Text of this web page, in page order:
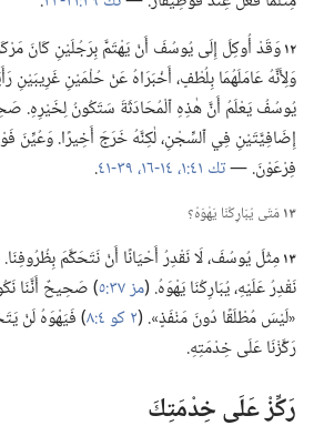
١٢وَقَدْ أُوكِلَ إِلَى يُوسُفَ أَنْ يَهْتَمَّ بِرَجُلَيْنِ كَانَ
وَلِأَنَّهُ عَامَلَهُمَا بِلُطْفٍ،‏ أَخْبَرَاهُ عَنْ حُلْمَيْنِ غَرِيبَيْنِ
يُوسُفُ يَعْلَمُ أَنَّ هٰذِهِ ٱلْمُحَادَثَةَ سَتَكُونُ لِخَيْرِهِ.‏
إِضَافِيَّتَيْنِ فِي ٱلسِّجْنِ،‏ لٰكِنَّهُ خَرَجَ أَخِيرًا.‏ وَعُيِّنَ
فِرْعَوْنَ.‏ —‏تك ٤١:‏١،‏ ‏.‏
١٣مَتَى يُبَارِكُنَا يَهْوَهُ؟‏
١٣مِثْلَ يُوسُفَ،‏ لَا نَقْدِرُ أَحْيَانًا أَنْ نَتَحَكَّمَ بِظُرُوفِنَا.‏
نَقْدِرُ عَلَيْهِ،‏ يُبَارِكُنَا يَهْوَهُ.‏ (‏مز ٣٧:‏٥
‏)‏ صَحِيحٌ أَنَّنَا
«لَيْسَ مُطْلَقًا دُونَ مَنْفَذٍ».‏ (‏٢ كو ٤:‏٨
‏)‏ فَيَهْوَهُ لَنْ
رَكَّزْنَا عَلَى خِدْمَتِهِ.‏
رَكِّزْ عَلَى خِدْمَتِكَ